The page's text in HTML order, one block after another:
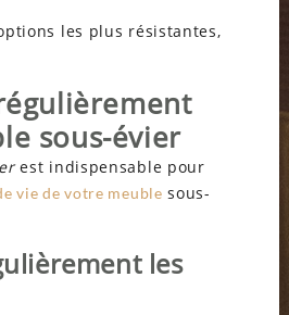
les plus résistantes,
sous-évier
est indispensable pour
vie de votre meuble sous-
les